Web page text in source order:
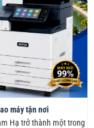
máy tận nơi
Hạ trở thành một trong